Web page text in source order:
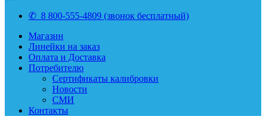
✆ 8 800-555-4809 (звонок бесплатный)
Магазин
Линейки на заказ
Оплата и Доставка
Потребителю
Сертификаты калибровки
Новости
СМИ
Контакты